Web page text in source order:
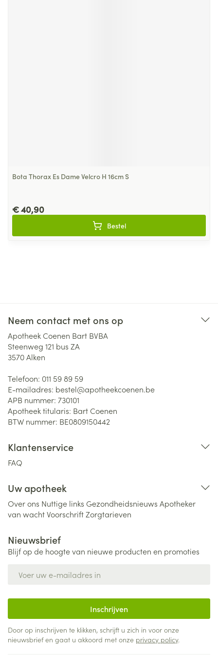
Bota Thorax Es Dame Velcro H 16cm S
€ 40,90
Bestel
Neem contact met ons op
Apotheek Coenen Bart BVBA
Steenweg 121 bus ZA
3570Alken
Telefoon: 011 59 89 59
E-mailadres: bestel@apotheekcoenen.be
APB nummer: 730101
Apotheek titularis: Bart Coenen
BTW nummer: BE0809150442
Klantenservice
FAQ
Uw apotheek
Over ons Nuttige links Gezondheidsnieuws Apotheker
van wachtVoorschriftZorgtarieven
Nieuwsbrief
Blijf op de hoogte van nieuwe producten en promoties
Inschrijven
Door op inschrijven te klikken, schrijft u zich in voor onze
nieuwsbrief en gaat u akkoord met onze privacy policy.